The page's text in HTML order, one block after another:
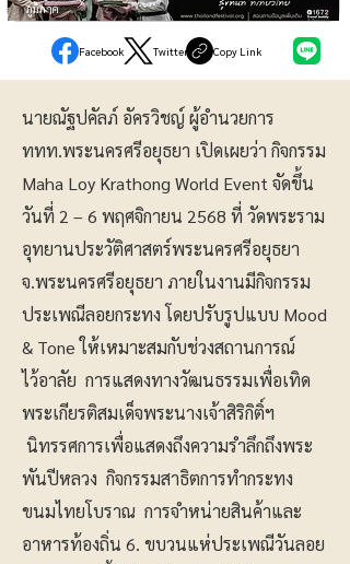
ภูมิภาค
Facebook Twitter Copy Link
นายณัฐปคัลภ์ อัครวิชญ์ ผู้อำนวยการ
ททท.พระนครศรีอยุธยา เปิดเผยว่า กิจกรรม
Maha Loy Krathong World Event จัดขึ้น
วันที่ 2 – 6 พฤศจิกายน 2568 ที่ วัดพระราม
อุทยานประวัติศาสตร์พระนครศรีอยุธยา
จ.พระนครศรีอยุธยา ภายในงานมีกิจกรรม
ประเพณีลอยกระทง โดยปรับรูปแบบ Mood
& Tone ให้เหมาะสมกับช่วงสถานการณ์
ไว้อาลัย การแสดงทางวัฒนธรรมเพื่อเทิด
พระเกียรติสมเด็จพระนางเจ้าสิริกิติ์ฯ
นิทรรศการเพื่อแสดงถึงความรำลึกถึงพระ
พันปีหลวง กิจกรรมสาธิตการทำกระทง
ขนมไทยโบราณ การจำหน่ายสินค้าและ
อาหารท้องถิ่น 6. ขบวนแห่ประเพณีวันลอย